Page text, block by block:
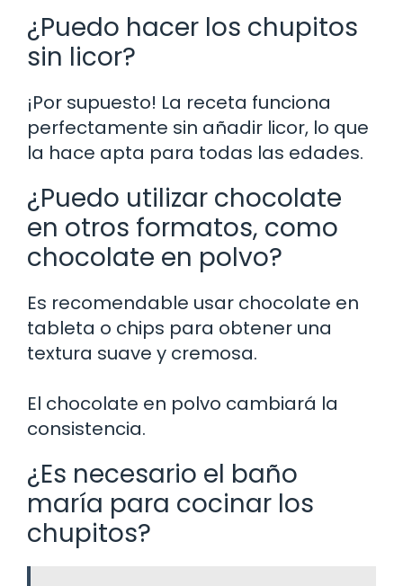
¿Puedo hacer los chupitos
sin licor?
¡Por supuesto! La receta funciona
perfectamente sin añadir licor, lo que
la hace apta para todas las edades.
¿Puedo utilizar chocolate
en otros formatos, como
chocolate en polvo?
Es recomendable usar chocolate en
tableta o chips para obtener una
textura suave y cremosa.
El chocolate en polvo cambiará la
consistencia.
¿Es necesario el baño
maría para cocinar los
chupitos?